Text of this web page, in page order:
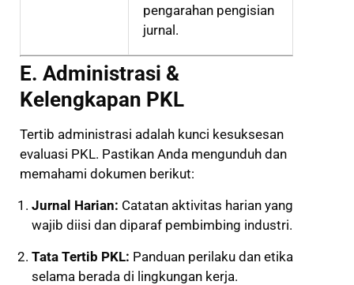
pengarahan pengisian
jurnal.
E. Administrasi &
Kelengkapan PKL
Tertib administrasi adalah kunci kesuksesan
evaluasi PKL. Pastikan Anda mengunduh dan
memahami dokumen berikut:
Jurnal Harian: Catatan aktivitas harian yang
wajib diisi dan diparaf pembimbing industri.
Tata Tertib PKL: Panduan perilaku dan etika
selama berada di lingkungan kerja.